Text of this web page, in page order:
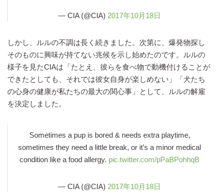
— CIA (@CIA) 2017年10月18日
しかし、ルルの不調は長く続きました。次第に、爆発物探し
そのものに興味が持てない兆候を示し始めたのです。ルルの
様子を見たCIAは「たとえ、彼らを食べ物で動機付けることが
できたとしても、それでは彼女自身が楽しめない」「犬たち
の心身の健康が私たちの最大の関心事」として、ルルの解雇
を決定しました。
Sometimes a pup is bored & needs extra playtime,
sometimes they need a little break, or it’s a minor medical
condition like a food allergy. pic.twitter.com/pPaBPohhqB
— CIA (@CIA) 2017年10月18日